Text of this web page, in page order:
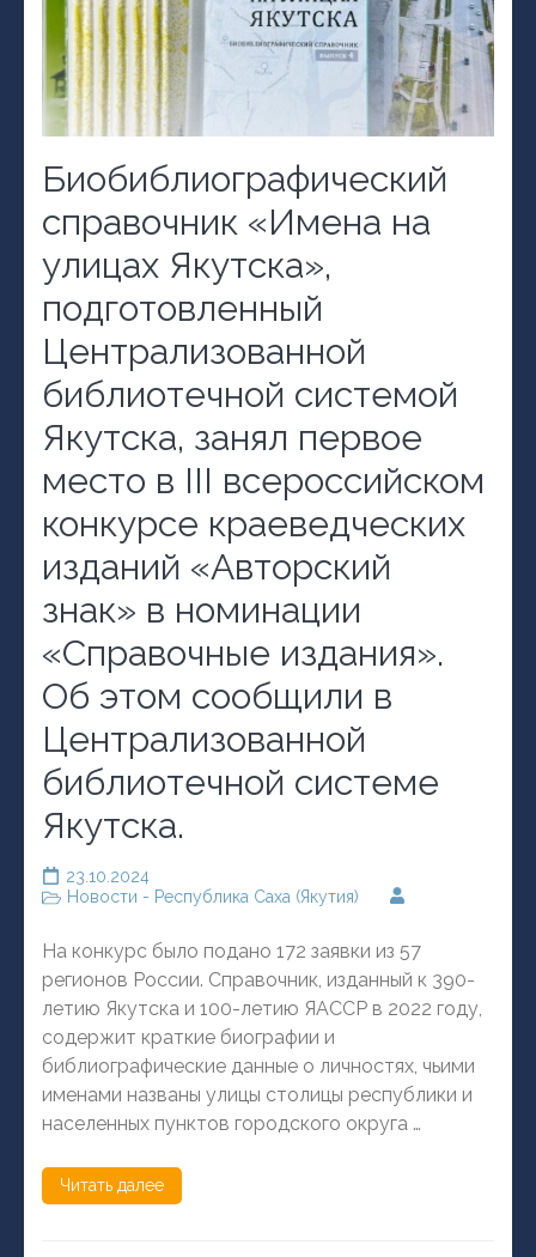
Биобиблиографический
справочник «Имена на
улицах Якутска»,
подготовленный
Централизованной
библиотечной системой
Якутска, занял первое
место в III всероссийском
конкурсе краеведческих
изданий «Авторский
знак» в номинации
«Справочные издания».
Об этом сообщили в
Централизованной
библиотечной системе
Якутска.
23.10.2024
Новости - Республика Саха (Якутия)
На конкурс было подано 172 заявки из 57
регионов России. Справочник, изданный к 390-
летию Якутска и 100-летию ЯАССР в 2022 году,
содержит краткие биографии и
библиографические данные о личностях, чьими
именами названы улицы столицы республики и
населенных пунктов городского округа …
Читать далее